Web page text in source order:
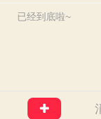
已经到底啦~